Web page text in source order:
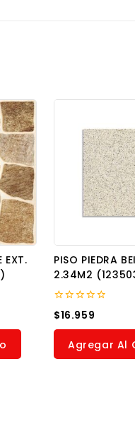
EXT.
PISO PIEDRA
2.34M2
0
out
of
$16.959
Agregar Al